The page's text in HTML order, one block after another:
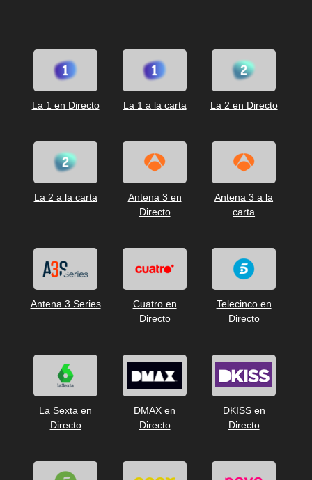
La 1 en Directo La 1 a la carta La 2 en Directo
La 2 a la carta
Antena 3 en
Directo
Antena 3 a la
carta
Antena 3 Series
Cuatro en
Directo
Telecinco en
Directo
La Sexta en
Directo
DMAX en
Directo
DKISS en
Directo